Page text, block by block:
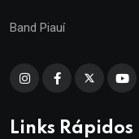
Band Piauí
Links Rápidos